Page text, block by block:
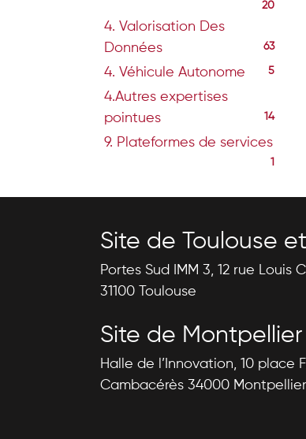
20
4. Valorisation Des
Données
63
4. Véhicule Autonome 5
4.Autres expertises
pointues
14
9. Plateformes de services
1
Site de Toulouse
Portes Sud IMM 3, 12 rue Louis
31100 Toulouse
Site de Montpellier
Halle de l’Innovation, 10 place
Cambacérès 34000 Montpellier